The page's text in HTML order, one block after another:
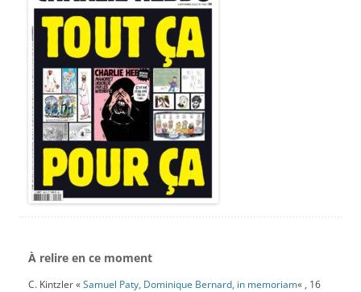
À relire en ce moment
C. Kintzler «Samuel Paty, Dominique Bernard, in memoriam« , 16